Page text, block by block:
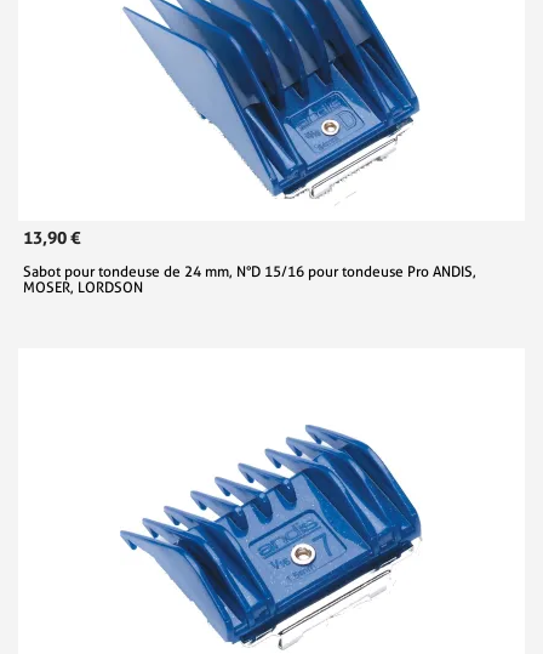
13,90 €
Sabot pour tondeuse de 24 mm, N°D 15/16 pour tondeuse Pro ANDIS,
MOSER, LORDSON